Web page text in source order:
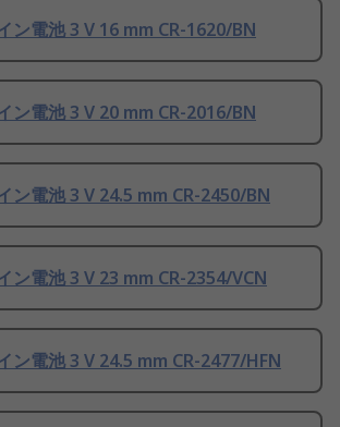
ン電池 3 V 16 mm CR-1620/BN
ン電池 3 V 20 mm CR-2016/BN
ン電池 3 V 24.5 mm CR-2450/BN
ン電池 3 V 23 mm CR-2354/VCN
ン電池 3 V 24.5 mm CR-2477/HFN